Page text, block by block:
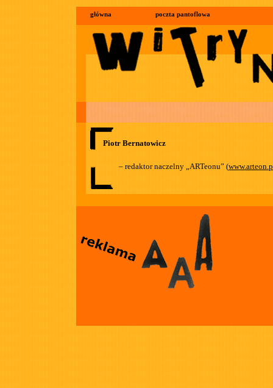
główna poczta pantoflowa
Piotr Bernatowicz
– redaktor naczelny „ARTeonu” (